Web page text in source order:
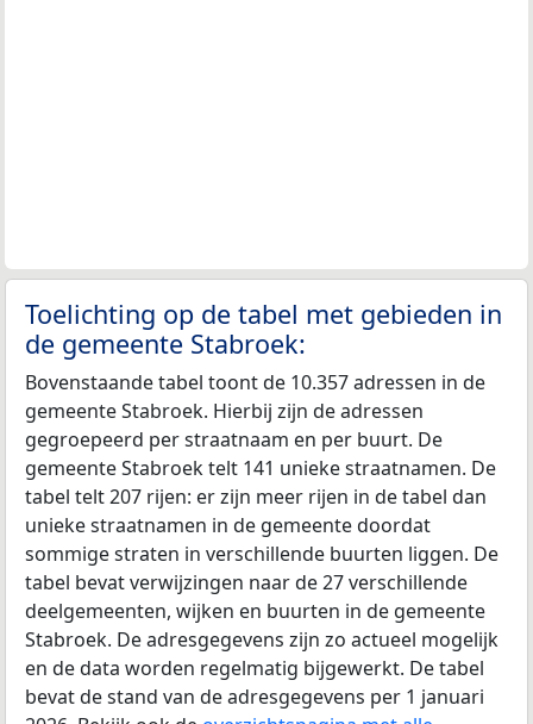
Toelichting op de tabel met gebieden in
de gemeente Stabroek:
Bovenstaande tabel toont de 10.357 adressen in de
gemeente Stabroek. Hierbij zijn de adressen
gegroepeerd per straatnaam en per buurt. De
gemeente Stabroek telt 141 unieke straatnamen. De
tabel telt 207 rijen: er zijn meer rijen in de tabel dan
unieke straatnamen in de gemeente doordat
sommige straten in verschillende buurten liggen. De
tabel bevat verwijzingen naar de 27 verschillende
deelgemeenten, wijken en buurten in de gemeente
Stabroek. De adresgegevens zijn zo actueel mogelijk
en de data worden regelmatig bijgewerkt. De tabel
bevat de stand van de adresgegevens per 1 januari